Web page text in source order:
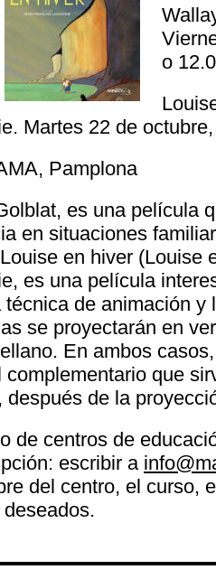
o
Martes 22 de
Pamplona
es una película
en situaciones
Louise en hiver (Louise
es una película
de animación y
se proyectarán en
En ambos
complementario que
después de la
de centros de
escribir a
del centro, el curso,